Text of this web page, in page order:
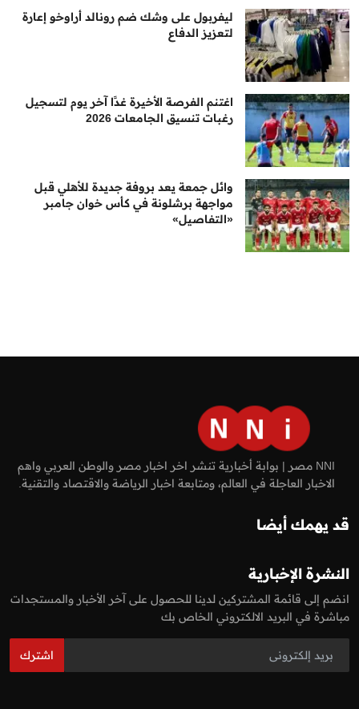
ليفربول على وشك ضم رونالد أراوخو إعارة
لتعزيز الدفاع
اغتنم الفرصة الأخيرة غدًا آخر يوم لتسجيل
رغبات تنسيق الجامعات 2026
وائل جمعة يعد بروفة جديدة للأهلي قبل
مواجهة برشلونة في كأس خوان جامبر
«التفاصيل»
NNI مصر | بوابة أخبارية تنشر اخر اخبار مصر والوطن العربي واهم
الاخبار العاجلة في العالم، ومتابعة اخبار الرياضة والاقتصاد والتقنية.
قد يهمك أيضا
النشرة الإخبارية
انضم إلى قائمة المشتركين لدينا للحصول على آخر الأخبار والمستجدات
مباشرة في البريد الالكتروني الخاص بك
اشترك